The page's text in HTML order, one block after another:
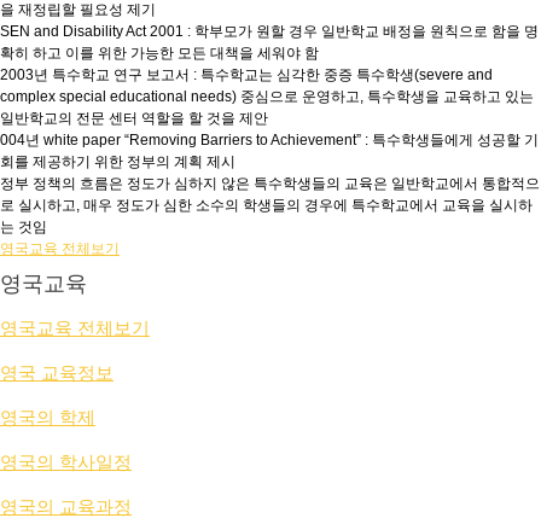
을 재정립할 필요성 제기
SEN and Disability Act 2001 : 학부모가 원할 경우 일반학교 배정을 원칙으로 함을 명
확히 하고 이를 위한 가능한 모든 대책을 세워야 함
2003년 특수학교 연구 보고서 : 특수학교는 심각한 중증 특수학생(severe and
complex special educational needs) 중심으로 운영하고, 특수학생을 교육하고 있는
일반학교의 전문 센터 역할을 할 것을 제안
004년 white paper “Removing Barriers to Achievement” : 특수학생들에게 성공할 기
회를 제공하기 위한 정부의 계획 제시
정부 정책의 흐름은 정도가 심하지 않은 특수학생들의 교육은 일반학교에서 통합적으
로 실시하고, 매우 정도가 심한 소수의 학생들의 경우에 특수학교에서 교육을 실시하
는 것임
영국교육 전체보기
영국교육
영국교육 전체보기
영국 교육정보
영국의 학제
영국의 학사일정
영국의 교육과정